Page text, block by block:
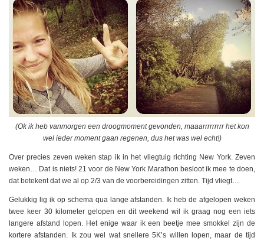
(Ok ik heb vanmorgen een droogmoment gevonden, maaarrrrrrrrr het kon
wel ieder moment gaan regenen, dus het was wel echt!)
Over precies zeven weken stap ik in het vliegtuig richting New York. Zeven
weken… Dat is niets! 21 voor de New York Marathon besloot ik mee te doen,
dat betekent dat we al op 2/3 van de voorbereidingen zitten. Tijd vliegt…
Gelukkig lig ik op schema qua lange afstanden. Ik heb de afgelopen weken
twee keer 30 kilometer gelopen en dit weekend wil ik graag nog een iets
langere afstand lopen. Het enige waar ik een beetje mee smokkel zijn de
kortere afstanden. Ik zou wel wat snellere 5K’s willen lopen, maar de tijd